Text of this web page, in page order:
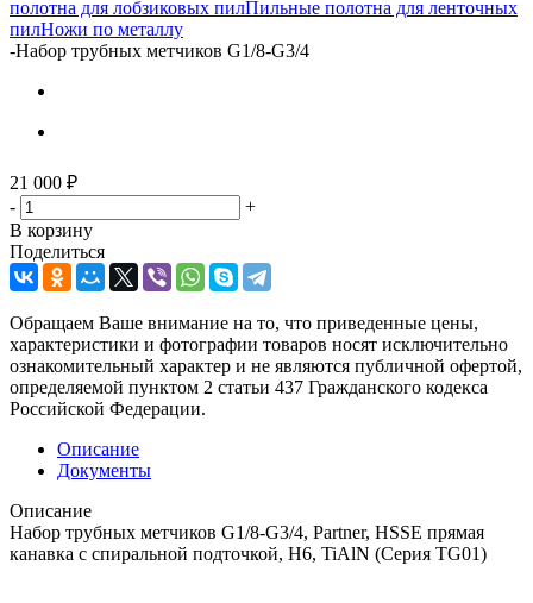
полотна для лобзиковых пилПильные полотна для ленточных
пилНожи по металлу
-Набор трубных метчиков G1/8-G3/4
21 000 ₽
-
+
В корзину
Поделиться
Обращаем Ваше внимание на то, что приведенные цены,
характеристики и фотографии товаров носят исключительно
ознакомительный характер и не являются публичной офертой,
определяемой пунктом 2 статьи 437 Гражданского кодекса
Российской Федерации.
Описание
Документы
Описание
Набор трубных метчиков G1/8-G3/4, Partner, HSSE прямая
канавка с спиральной подточкой, H6, TiAlN (Серия TG01)